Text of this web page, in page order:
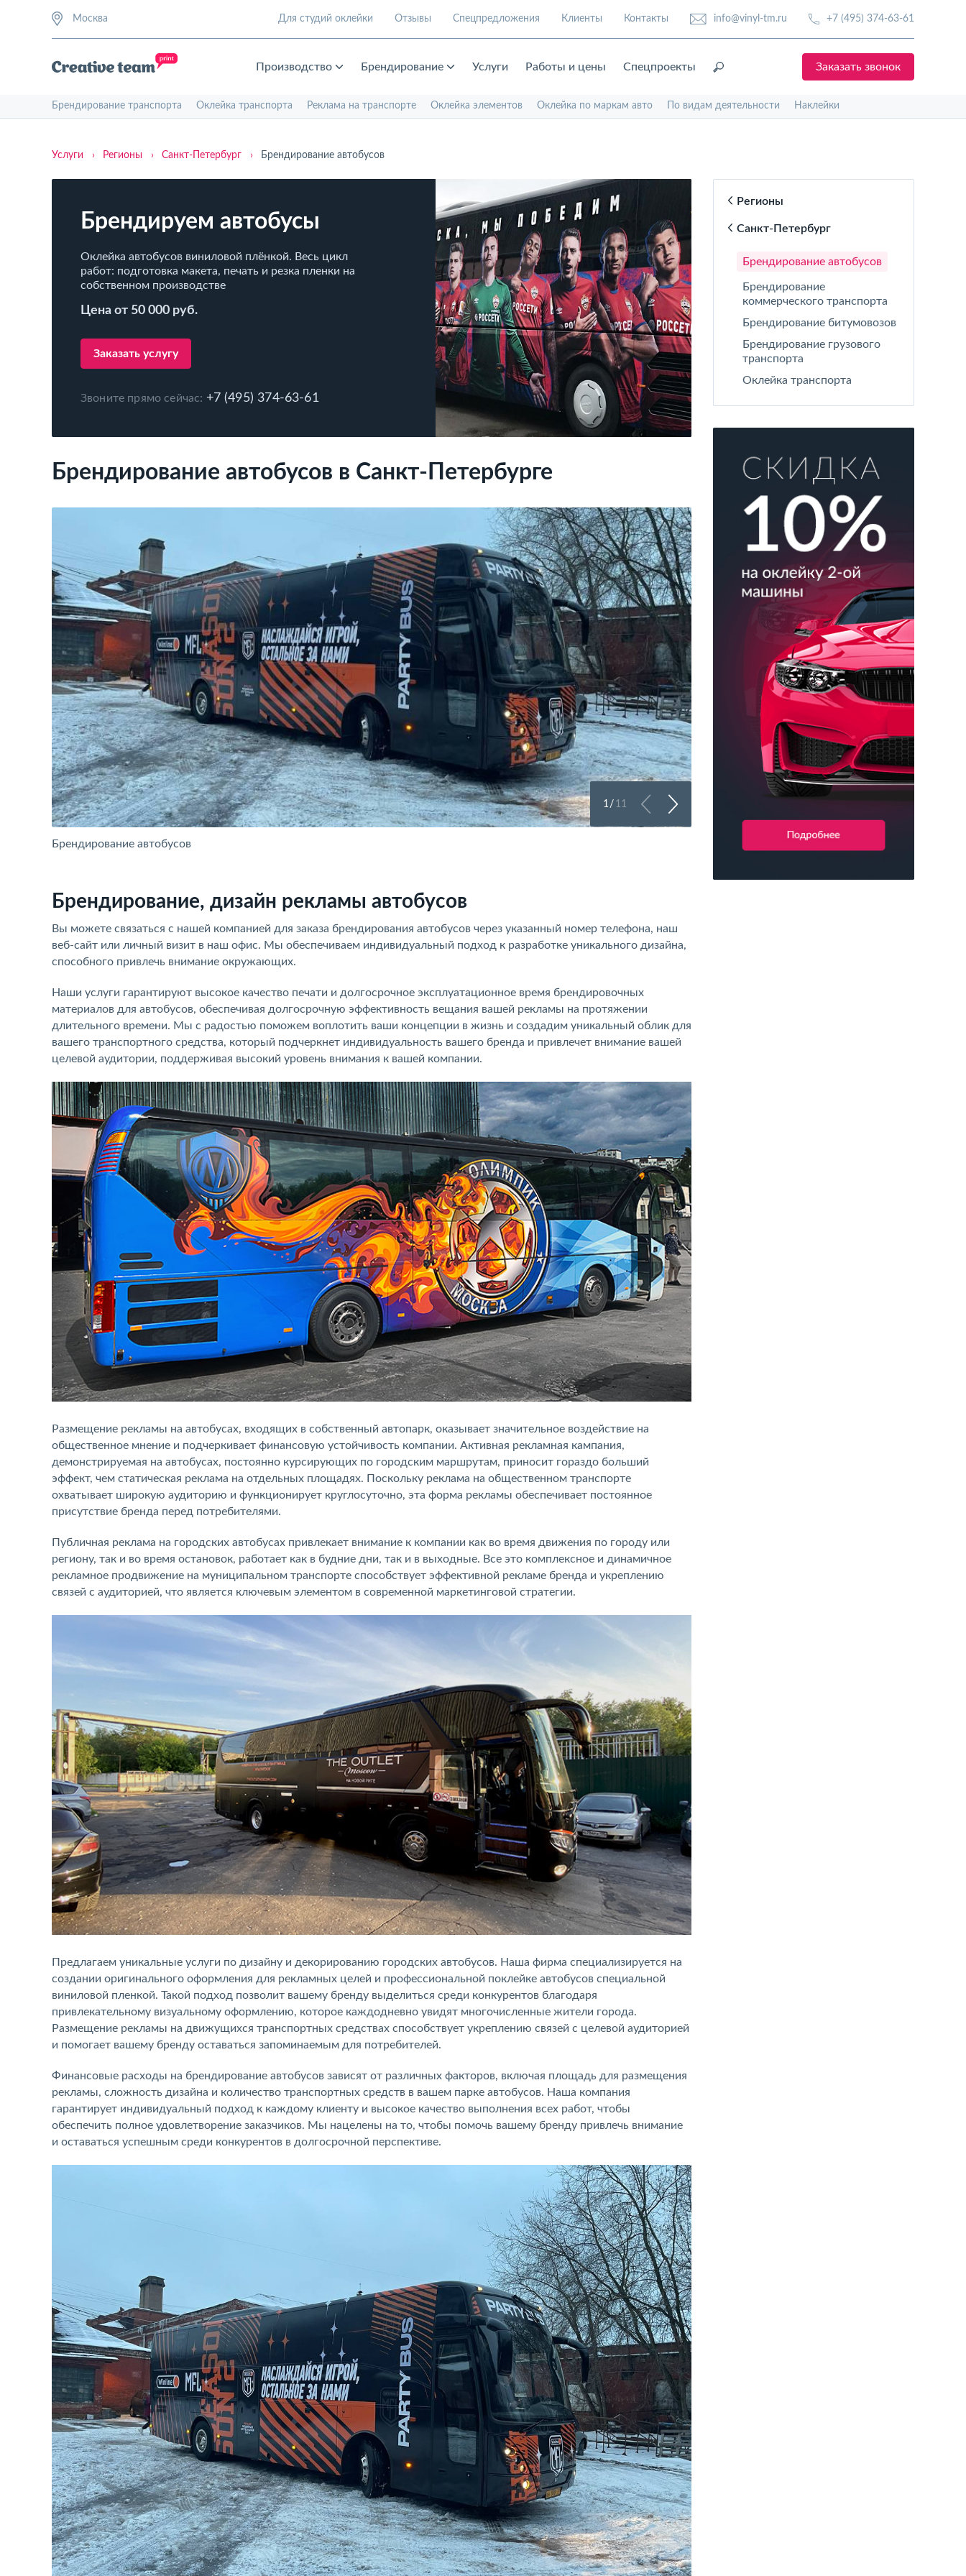
Москва Для студий оклейки Отзывы Спецпредложения Клиенты Контакты info@vinyl-tm.ru +7 (495) 374-63-61
Производство Брендирование Услуги Работы и цены Спецпроекты Заказать звонок
Брендирование транспорта Оклейка транспорта Реклама на транспорте Оклейка элементов Оклейка по маркам авто По видам деятельности Наклейки
Услуги › Регионы › Санкт-Петербург › Брендирование автобусов
Брендируем автобусы
Оклейка автобусов виниловой плёнкой. Весь цикл
работ: подготовка макета, печать и резка пленки на
собственном производстве
Цена от 50 000 руб.
Заказать услугу
Звоните прямо сейчас: +7 (495) 374-63-61
Брендирование автобусов в Санкт-Петербурге
Брендирование автобусов Брендирование автобусов
1/11
Брендирование, дизайн рекламы автобусов
Вы можете связаться с нашей компанией для заказа брендирования автобусов через указанный номер телефона, наш
веб-сайт или личный визит в наш офис. Мы обеспечиваем индивидуальный подход к разработке уникального дизайна,
способного привлечь внимание окружающих.
Наши услуги гарантируют высокое качество печати и долгосрочное эксплуатационное время брендировочных
материалов для автобусов, обеспечивая долгосрочную эффективность вещания вашей рекламы на протяжении
длительного времени. Мы с радостью поможем воплотить ваши концепции в жизнь и создадим уникальный облик для
вашего транспортного средства, который подчеркнет индивидуальность вашего бренда и привлечет внимание вашей
целевой аудитории, поддерживая высокий уровень внимания к вашей компании.
Размещение рекламы на автобусах, входящих в собственный автопарк, оказывает значительное воздействие на
общественное мнение и подчеркивает финансовую устойчивость компании. Активная рекламная кампания,
демонстрируемая на автобусах, постоянно курсирующих по городским маршрутам, приносит гораздо больший
эффект, чем статическая реклама на отдельных площадях. Поскольку реклама на общественном транспорте
охватывает широкую аудиторию и функционирует круглосуточно, эта форма рекламы обеспечивает постоянное
присутствие бренда перед потребителями.
Публичная реклама на городских автобусах привлекает внимание к компании как во время движения по городу или
региону, так и во время остановок, работает как в будние дни, так и в выходные. Все это комплексное и динамичное
рекламное продвижение на муниципальном транспорте способствует эффективной рекламе бренда и укреплению
связей с аудиторией, что является ключевым элементом в современной маркетинговой стратегии.
Предлагаем уникальные услуги по дизайну и декорированию городских автобусов. Наша фирма специализируется на
создании оригинального оформления для рекламных целей и профессиональной поклейке автобусов специальной
виниловой пленкой. Такой подход позволит вашему бренду выделиться среди конкурентов благодаря
привлекательному визуальному оформлению, которое каждодневно увидят многочисленные жители города.
Размещение рекламы на движущихся транспортных средствах способствует укреплению связей с целевой аудиторией
и помогает вашему бренду оставаться запоминаемым для потребителей.
Финансовые расходы на брендирование автобусов зависят от различных факторов, включая площадь для размещения
рекламы, сложность дизайна и количество транспортных средств в вашем парке автобусов. Наша компания
гарантирует индивидуальный подход к каждому клиенту и высокое качество выполнения всех работ, чтобы
обеспечить полное удовлетворение заказчиков. Мы нацелены на то, чтобы помочь вашему бренду привлечь внимание
и оставаться успешным среди конкурентов в долгосрочной перспективе.
Регионы
Санкт-Петербург
Брендирование автобусов
Брендирование
коммерческого транспорта
Брендирование битумовозов
Брендирование грузового
транспорта
Оклейка транспорта